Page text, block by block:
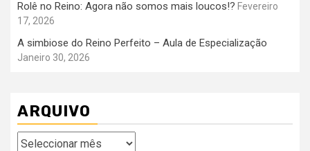
Rolê no Reino: Agora não somos mais loucos!? Fevereiro
17, 2026
A simbiose do Reino Perfeito – Aula de Especialização
Janeiro 30, 2026
ARQUIVO
Arquivo